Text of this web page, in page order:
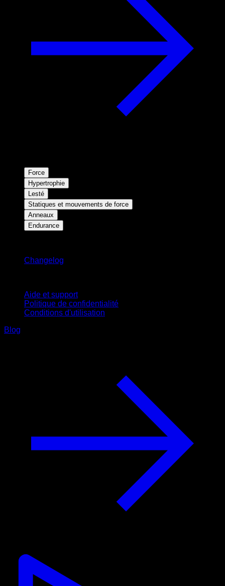
Force
Hypertrophie
Lesté
Statiques et mouvements de force
Anneaux
Endurance
Changelog
Aide et support
Politique de confidentialité
Conditions d'utilisation
Blog